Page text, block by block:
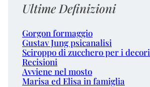
Ultime Definizioni
Gorgon formaggio
Gustav Jung psicanalisi
Sciroppo di zucchero per i
Recisioni
Avviene nel mosto
Marisa ed Elisa in famiglia